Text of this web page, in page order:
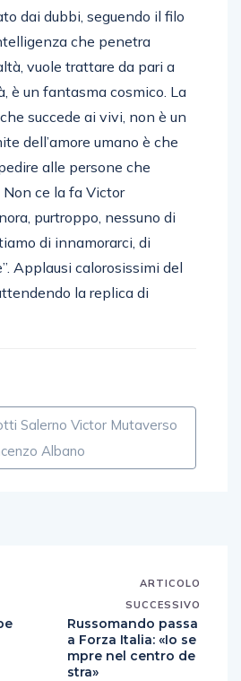
dai dubbi, seguendo il filo
che penetra
vuole trattare da pari a
è un fantasma cosmico. La
succede ai vivi, non è un
dell’amore umano è che
alle persone che
ce la fa Victor
purtroppo, nessuno di
di innamorarci, di
Applausi calorosissimi del
la replica di
Salerno Victor Mutaverso
Albano
ARTICOLO
SUCCESSIVO
Russomando passa
a Forza Italia: «Io se
mpre nel centro de
stra»